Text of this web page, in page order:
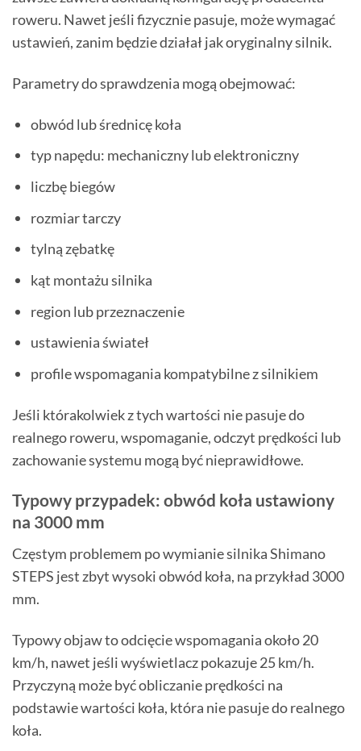
roweru. Nawet jeśli fizycznie pasuje, może wymagać
ustawień, zanim będzie działał jak oryginalny silnik.
Parametry do sprawdzenia mogą obejmować:
obwód lub średnicę koła
typ napędu: mechaniczny lub elektroniczny
liczbę biegów
rozmiar tarczy
tylną zębatkę
kąt montażu silnika
region lub przeznaczenie
ustawienia świateł
profile wspomagania kompatybilne z silnikiem
Jeśli którakolwiek z tych wartości nie pasuje do
realnego roweru, wspomaganie, odczyt prędkości lub
zachowanie systemu mogą być nieprawidłowe.
Typowy przypadek: obwód koła ustawiony
na 3000 mm
Częstym problemem po wymianie silnika Shimano
STEPS jest zbyt wysoki obwód koła, na przykład 3000
mm.
Typowy objaw to odcięcie wspomagania około 20
km/h, nawet jeśli wyświetlacz pokazuje 25 km/h.
Przyczyną może być obliczanie prędkości na
podstawie wartości koła, która nie pasuje do realnego
koła.